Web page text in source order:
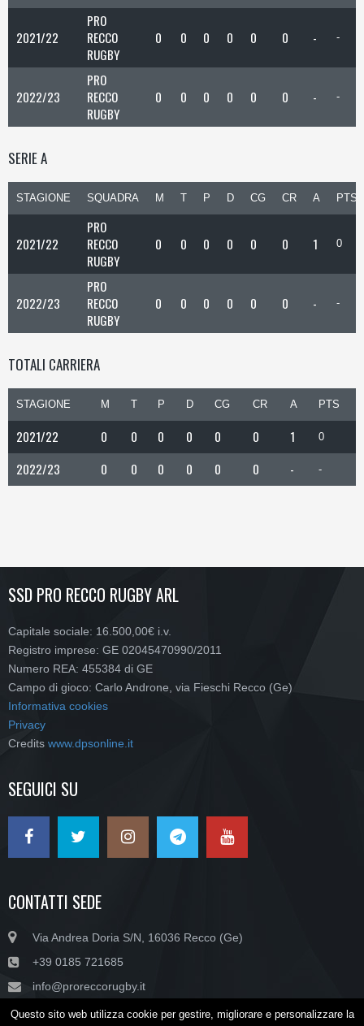
2021/22
PRO
RECCO
RUGBY
0 0 0 0 0 0 - -
2022/23
PRO
RECCO
RUGBY
0 0 0 0 0 0 - -
SERIE A
STAGIONE SQUADRA M T P D CG CR A PTS
2021/22
PRO
RECCO
RUGBY
0 0 0 0 0 0 1 0
2022/23
PRO
RECCO
RUGBY
0 0 0 0 0 0 - -
TOTALI CARRIERA
STAGIONE M T P D CG CR A PTS
2021/22 0 0 0 0 0 0 1 0
2022/23 0 0 0 0 0 0 - -
SSD PRO RECCO RUGBY ARL
Capitale sociale: 16.500,00€ i.v.
Registro imprese: GE 02045470990/2011
Numero REA: 455384 di GE
Campo di gioco: Carlo Androne, via Fieschi Recco (Ge)
Informativa cookies
Privacy
Credits www.dpsonline.it
SEGUICI SU
CONTATTI SEDE
Via Andrea Doria S/N, 16036 Recco (Ge)
+39 0185 721685
info@proreccorugby.it
Questo sito web utilizza cookie per gestire, migliorare e personalizzare la